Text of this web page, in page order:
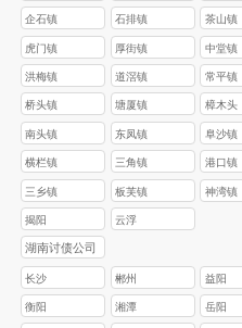
企石镇 石排镇 茶山镇
虎门镇 厚街镇 中堂镇
洪梅镇 道滘镇 常平镇
桥头镇 塘厦镇 樟木头
南头镇 东凤镇 阜沙镇
横栏镇 三角镇 港口镇
三乡镇 板芙镇 神湾镇
揭阳 云浮
湖南讨债公司
长沙 郴州 益阳
衡阳 湘潭 岳阳